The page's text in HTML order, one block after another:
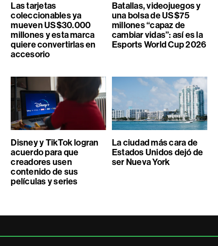
Las tarjetas
coleccionables ya
mueven US$30.000
millones y esta marca
quiere convertirlas en
accesorio
Batallas, videojuegos y
una bolsa de US$75
millones “capaz de
cambiar vidas”: así es la
Esports World Cup 2026
Disney y TikTok logran
acuerdo para que
creadores usen
contenido de sus
películas y series
La ciudad más cara de
Estados Unidos dejó de
ser Nueva York